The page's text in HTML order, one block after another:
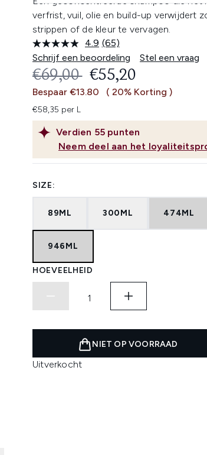
verfrist, vuil, olie en build-up verwijdert
strippen of de kleur te vervagen.
4.9 Lees
65
beoordelingen.
Dezelfde
paginalink.
(65)
Schrijf een beoordeling
Stel een vraag
Verdien 55 punten
Neem deel aan het
RECOMMENDED RETAIL
€69,00 HUIDIGE PRIJS:
€55,20
Bespaar €13.80 ( 20% Korting )
€58,35 per L
SIZE:
89ML 300ML 474ML
946ML
HOEVEELHEID
NIET OP VOORRAAD
Uitverkocht